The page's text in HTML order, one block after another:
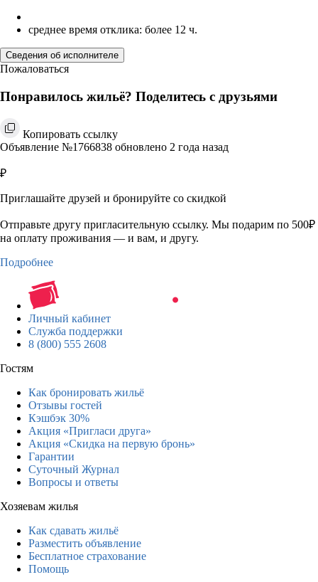
среднее время отклика: более 12 ч.
Сведения об исполнителе
Пожаловаться
Понравилось жильё? Поделитесь с друзьями
Копировать ссылку
Объявление №1766838 обновлено 2 года назад
₽
Приглашайте друзей и бронируйте со скидкой
Отправьте другу пригласительную ссылку. Мы подарим по 500₽
на оплату проживания — и вам, и другу.
Подробнее
Личный кабинет
Служба поддержки
8 (800) 555 2608
Гостям
Как бронировать жильё
Отзывы гостей
Кэшбэк 30%
Акция «Пригласи друга»
Акция «Скидка на первую бронь»
Гарантии
Суточный Журнал
Вопросы и ответы
Хозяевам жилья
Как сдавать жильё
Разместить объявление
Бесплатное страхование
Помощь